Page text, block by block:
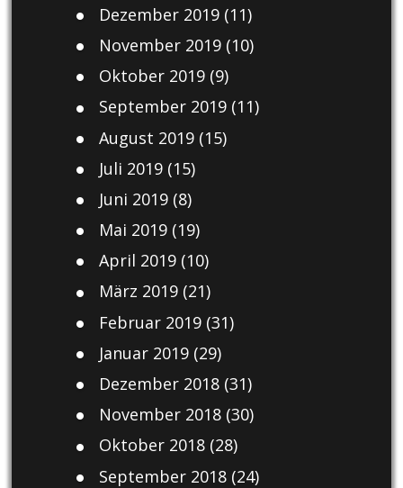
Dezember 2019(11)
November 2019(10)
Oktober 2019(9)
September 2019(11)
August 2019(15)
Juli 2019(15)
Juni 2019(8)
Mai 2019(19)
April 2019(10)
März 2019(21)
Februar 2019(31)
Januar 2019(29)
Dezember 2018(31)
November 2018(30)
Oktober 2018(28)
September 2018(24)